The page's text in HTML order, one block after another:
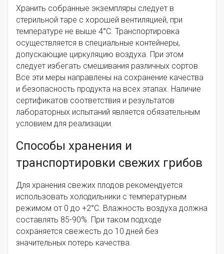
Хранить собранные экземпляры следует в
стерильной таре с хорошей вентиляцией, при
температуре не выше 4°C. Транспортировка
осуществляется в специальные контейнеры,
допускающие циркуляцию воздуха. При этом
следует избегать смешивания различных сортов.
Все эти меры направлены на сохранение качества
и безопасность продукта на всех этапах. Наличие
сертификатов соответствия и результатов
лабораторных испытаний является обязательным
условием для реализации.
Способы хранения и
транспортировки свежих грибов
Для хранения свежих плодов рекомендуется
использовать холодильники с температурным
режимом от 0 до +2°C. Влажность воздуха должна
составлять 85-90%. При таком подходе
сохраняется свежесть до 10 дней без
значительных потерь качества.